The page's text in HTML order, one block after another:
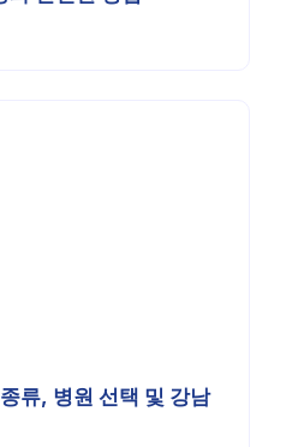
류, 병원 선택 및 강남